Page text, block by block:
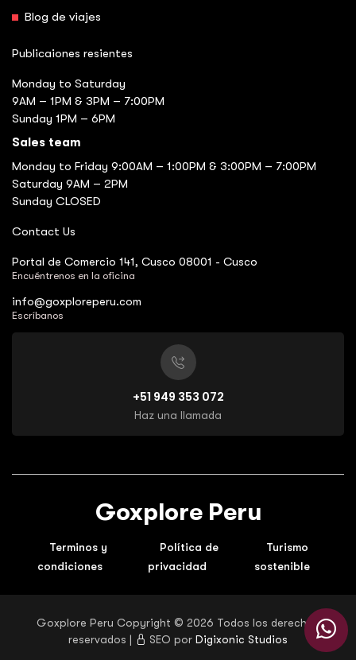
Blog de viajes
Publicaiones resientes
Monday to Saturday
9AM – 1PM & 3PM – 7:00PM
Sunday 1PM – 6PM
Sales team
Monday to Friday 9:00AM – 1:00PM & 3:00PM – 7:00PM
Saturday 9AM – 2PM
Sunday CLOSED
Contact Us
Portal de Comercio 141, Cusco 08001 - Cusco
Encuéntrenos en la oficina
info@goxploreperu.com
Escríbanos
+51 949 353 072
Haz una llamada
Goxplore Peru
Terminos y
condiciones
Política de
privacidad
Turismo
sostenible
Goxplore Peru Copyright © 2026 Todos los derechos
reservados |
SEO por Digixonic Studios